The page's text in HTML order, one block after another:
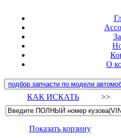
О
подбор запчасти по модели
КАК ИСКАТЬ >>
Показать корзину